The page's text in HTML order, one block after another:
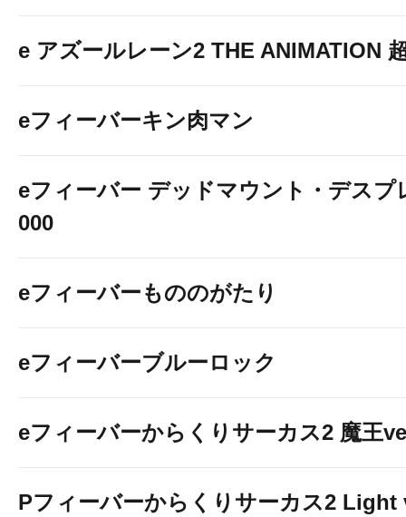
e アズールレーン2 THE ANIMATION
eフィーバーキン肉マン
eフィーバー デッドマウント・デスプ
000
eフィーバーもののがたり
eフィーバーブルーロック
eフィーバーからくりサーカス2 魔王
Pフィーバーからくりサーカス2 Light